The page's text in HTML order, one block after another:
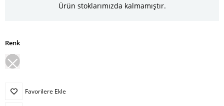
Ürün stoklarımızda kalmamıştır.
Renk
Favorilere Ekle